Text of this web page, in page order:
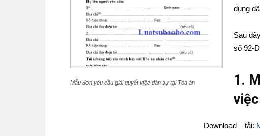
Mẫu đơn yêu cầu giải quyết việc dân sự tại Tòa án
dụng
Sau
số 92-
1.
Download – tải: